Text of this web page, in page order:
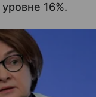
16%.